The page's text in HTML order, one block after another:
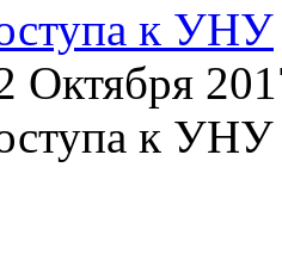
к УНУ
Октября
к УНУ